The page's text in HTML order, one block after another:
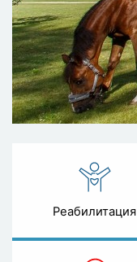
Реабилитация